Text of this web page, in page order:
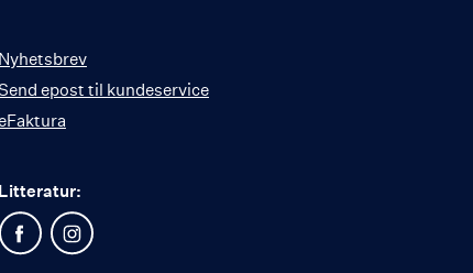
Nyhetsbrev
epost til kundeservice
Litteratur: